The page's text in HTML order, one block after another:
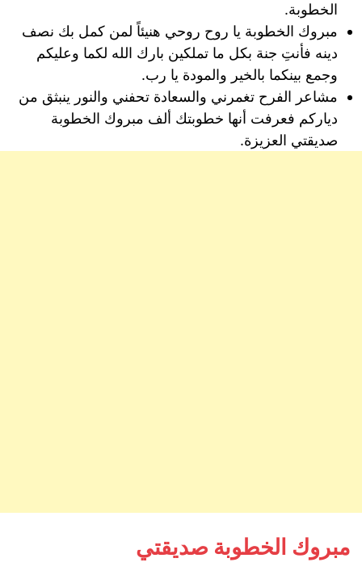
الخطوبة.
مبروك الخطوبة يا روح روحي هنيئاً لمن كمل بك نصف
دينه فأنتِ جنة بكل ما تملكين بارك الله لكما وعليكم
وجمع بينكما بالخير والمودة يا رب.
مشاعر الفرح تغمرني والسعادة تحفني والنور ينبثق من
دياركم فعرفت أنها خطوبتك ألف مبروك الخطوبة
صديقتي العزيزة.
مبروك الخطوبة صديقتي